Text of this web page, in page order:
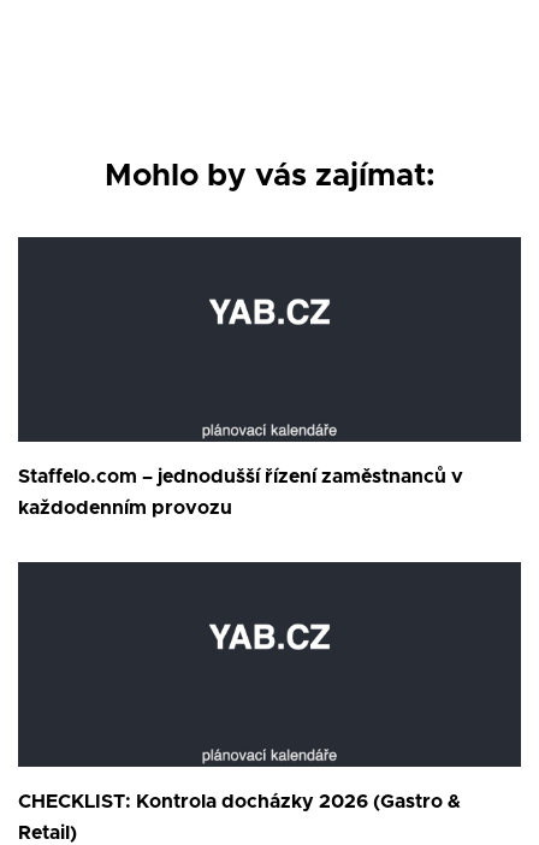
Mohlo by vás zajímat:
Staffelo.com – jednodušší řízení zaměstnanců v
každodenním provozu
CHECKLIST: Kontrola docházky 2026 (Gastro &
Retail)